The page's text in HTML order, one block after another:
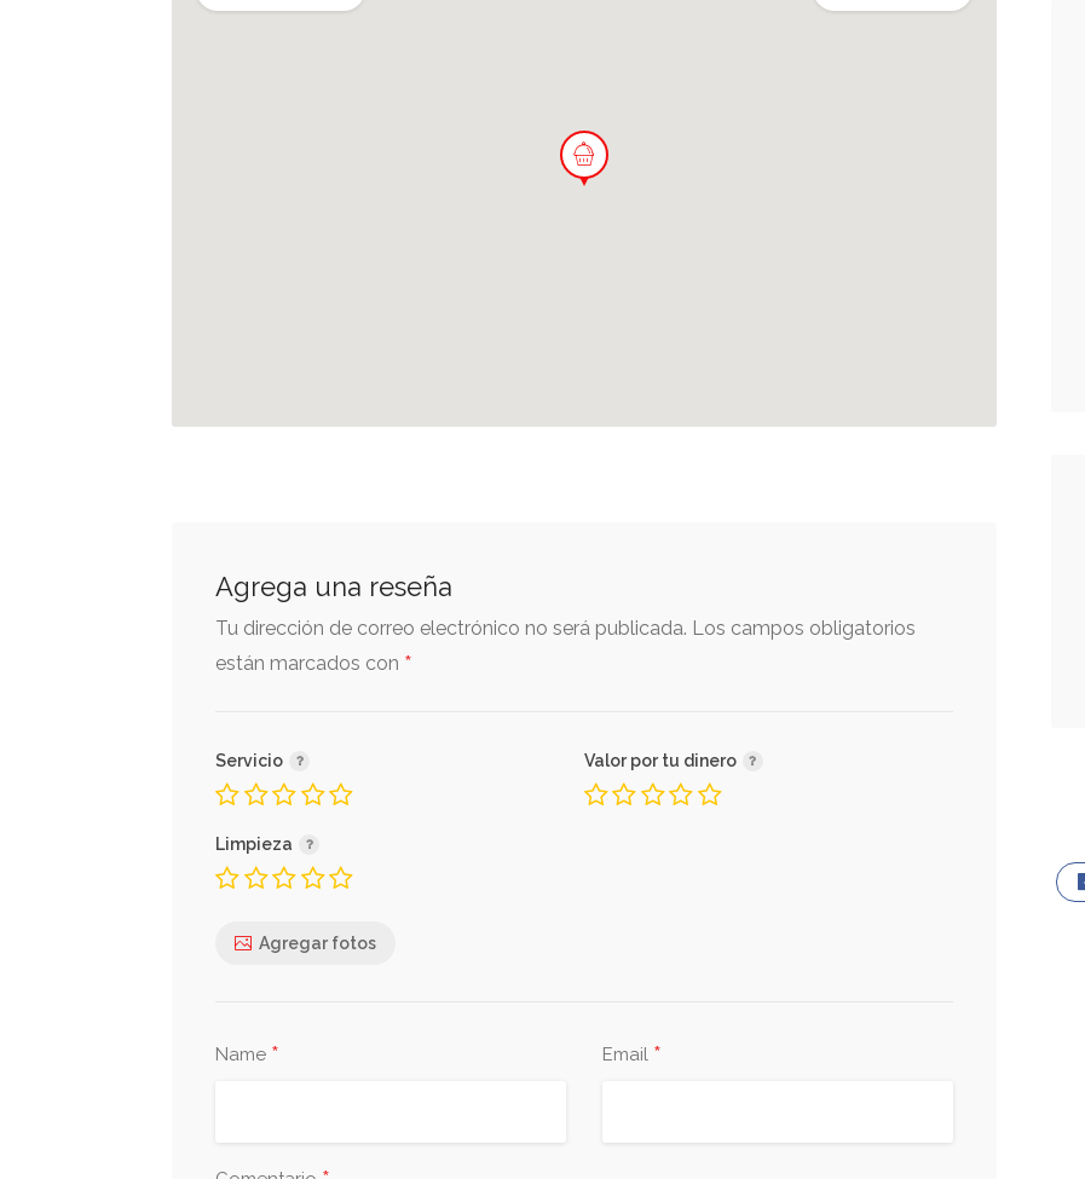
Agrega una reseña
Tu dirección de correo electrónico no será publicada. Los campos obligatorios
están marcados con *
Servicio Valor por tu dinero
Limpieza
Agregar fotos
Name * Email *